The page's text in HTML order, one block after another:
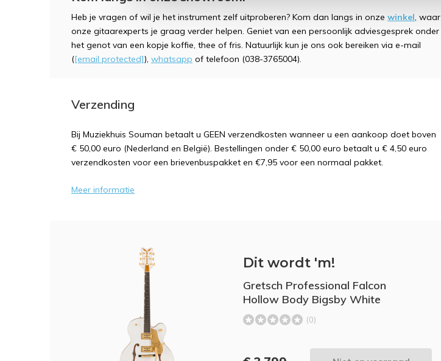
Heb je vragen of wil je het instrument zelf uitproberen? Kom dan langs in onze winkel, waar
onze gitaarexperts je graag verder helpen. Geniet van een persoonlijk adviesgesprek onder
het genot van een kopje koffie, thee of fris. Natuurlijk kun je ons ook bereiken via e-mail
([email protected]), whatsapp of telefoon (038-3765004).
Verzending
Bij Muziekhuis Souman betaalt u GEEN verzendkosten wanneer u een aankoop doet boven
€ 50,00 euro (Nederland en België). Bestellingen onder € 50,00 euro betaalt u € 4,50 euro
verzendkosten voor een brievenbuspakket en €7,95 voor een normaal pakket.
Meer informatie
Dit wordt 'm!
Gretsch Professional Falcon
Hollow Body Bigsby White
(0)